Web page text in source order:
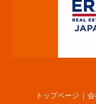
トップページ